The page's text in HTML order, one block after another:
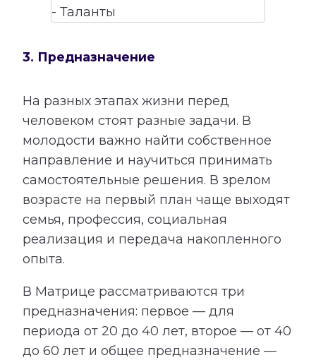
3. Предназначение
На разных этапах жизни перед
человеком стоят разные задачи. В
молодости важно найти собственное
направление и научиться принимать
самостоятельные решения. В зрелом
возрасте на первый план чаще выходят
семья, профессия, социальная
реализация и передача накопленного
опыта.
В Матрице рассматриваются три
предназначения: первое — для
периода от 20 до 40 лет, второе — от 40
до 60 лет и общее предназначение —